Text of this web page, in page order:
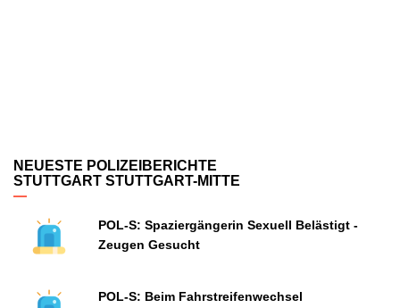
NEUESTE POLIZEIBERICHTE
STUTTGART STUTTGART-MITTE
POL-S: Spaziergängerin Sexuell Belästigt -
Zeugen Gesucht
POL-S: Beim Fahrstreifenwechsel